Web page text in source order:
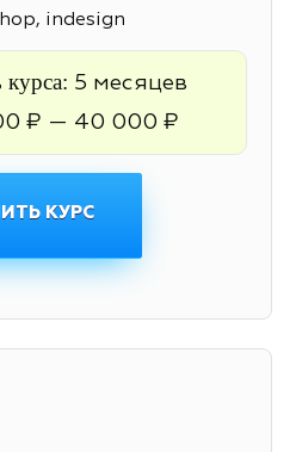
indesign
курса: 5 месяцев
₽ — 40 000 ₽
КУРС